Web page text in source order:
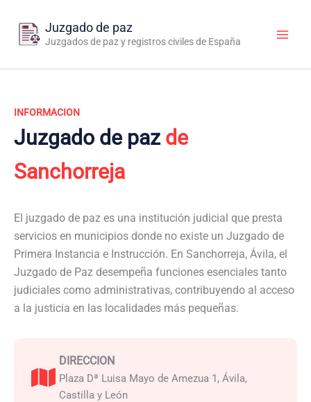
contenido
Juzgado de paz
Juzgados de paz y registros civiles de España
INFORMACION
Juzgado de paz de
Sanchorreja
El juzgado de paz es una institución judicial que presta
servicios en municipios donde no existe un Juzgado de
Primera Instancia e Instrucción. En Sanchorreja, Ávila, el
Juzgado de Paz desempeña funciones esenciales tanto
judiciales como administrativas, contribuyendo al acceso
a la justicia en las localidades más pequeñas.
DIRECCION
Plaza Dª Luisa Mayo de Amezua 1, Ávila,
Castilla y León